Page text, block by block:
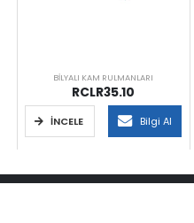
BILYALI KAM RULMANLARI
RCLR35.10
İNCELE Bilgi Al